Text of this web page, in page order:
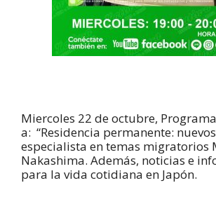
Miercoles 22 de octubre,
a: “Residencia permanente:
especialista en temas migratorios
Nakashima. Además, noticias e
para la vida cotidiana en Japón.